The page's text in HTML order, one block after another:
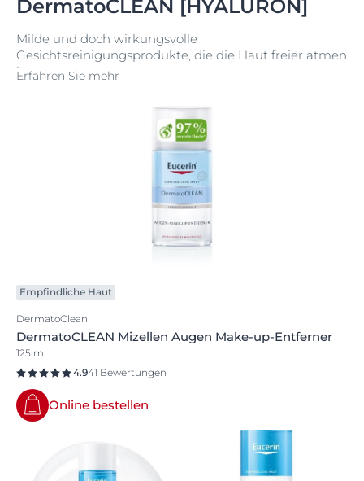
DermatoCLEAN [HYALURON]
Milde und doch wirkungsvolle
Gesichtsreinigungsprodukte, die die Haut freier atmen
lassen.
Erfahren Sie mehr
Empfindliche Haut
DermatoClean
DermatoCLEAN Mizellen Augen Make-up-Entferner
125 ml
4.941 Bewertungen
Online bestellen